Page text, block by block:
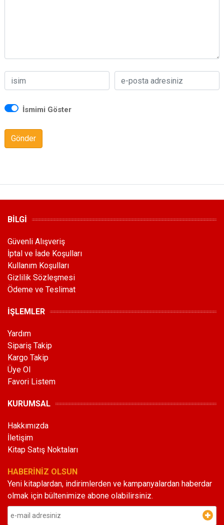
İsmimi Göster
Gönder
BİLGİ
Güvenli Alışveriş
İptal ve İade Koşulları
Kullanım Koşulları
Gizlilik Sözleşmesi
Ödeme ve Teslimat
İŞLEMLER
Yardım
Sipariş Takip
Kargo Takip
Üye Ol
Favori Listem
KURUMSAL
Hakkımızda
İletişim
Kitap Satış Noktaları
HABERİNİZ OLSUN
Yeni kitaplardan, indirimlerden ve kampanyalardan haberdar
olmak için bültenimize abone olabilirsiniz.